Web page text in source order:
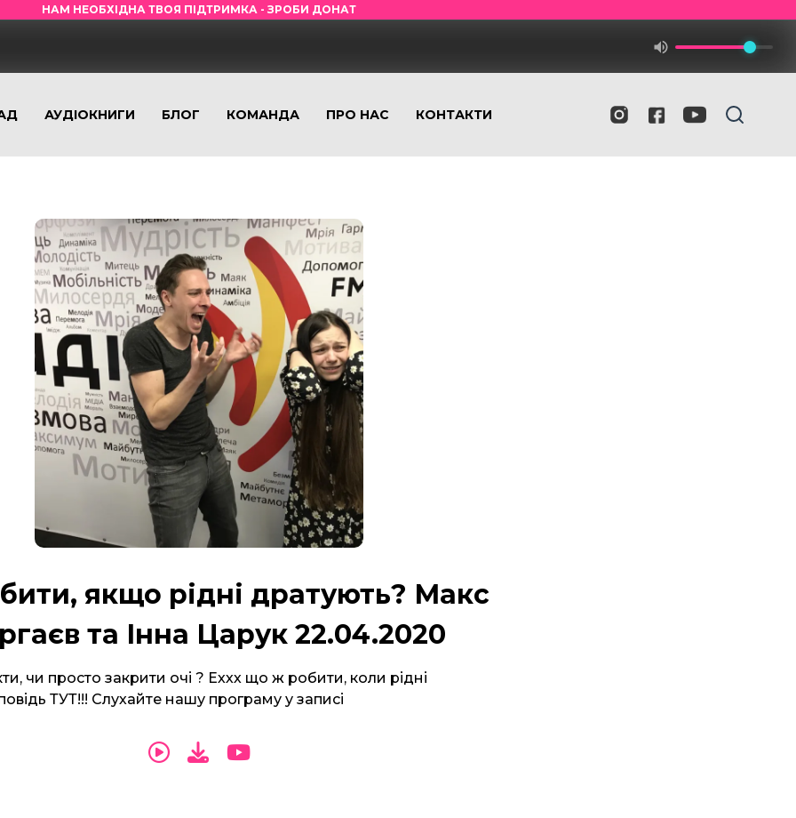
НАМ НЕОБХІДНА ТВОЯ ПІДТРИМКА - ЗРОБИ ДОНАТ
АУДІОКНИГИ БЛОГ КОМАНДА ПРО НАС КОНТАКТИ
якщо рідні дратують? Макc
та Інна Царук 22.04.2020
чи просто закрити очі ? Еххх що ж робити, коли рідні
ТУТ!!! Слухайте нашу програму у записі